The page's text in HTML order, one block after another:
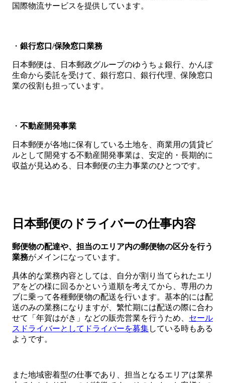
国際物流サービスを提供しています。
・ 銀行窓口/保険窓口業務
日本郵便は、日本郵政グループのゆうちょ銀行、かんぽ
生命から委託を受けて、銀行窓口、銀行代理、保険窓口
業の役割も担っています。
・ 不動産開発事業
日本郵便が各地に保有している土地を、商業用の賃貸ビ
ルとして開発する不動産開発事業は、安定的・長期的に
収益が見込める、日本郵便の主力事業のひとつです。
日本郵便のドライバーの仕事内容
郵便物の配達や、担当のエリア内の郵便物の区分を行う
業務がメインになっています。
具体的な業務内容としては、自分が割り当てられたエリ
アをどの様に回るかという道順を考えてから、専用のカ
ブに乗って各種郵便物の配送を行います。基本的には配
送のみの業務になりますが、繁忙期には配送の際に合わ
せて「年賀はがき」などの販売営業を行うため、 セール
スドライバーとしてドライバーを募集している時もある
ようです。
また地域密着型の仕事であり、担当となるエリアは業界